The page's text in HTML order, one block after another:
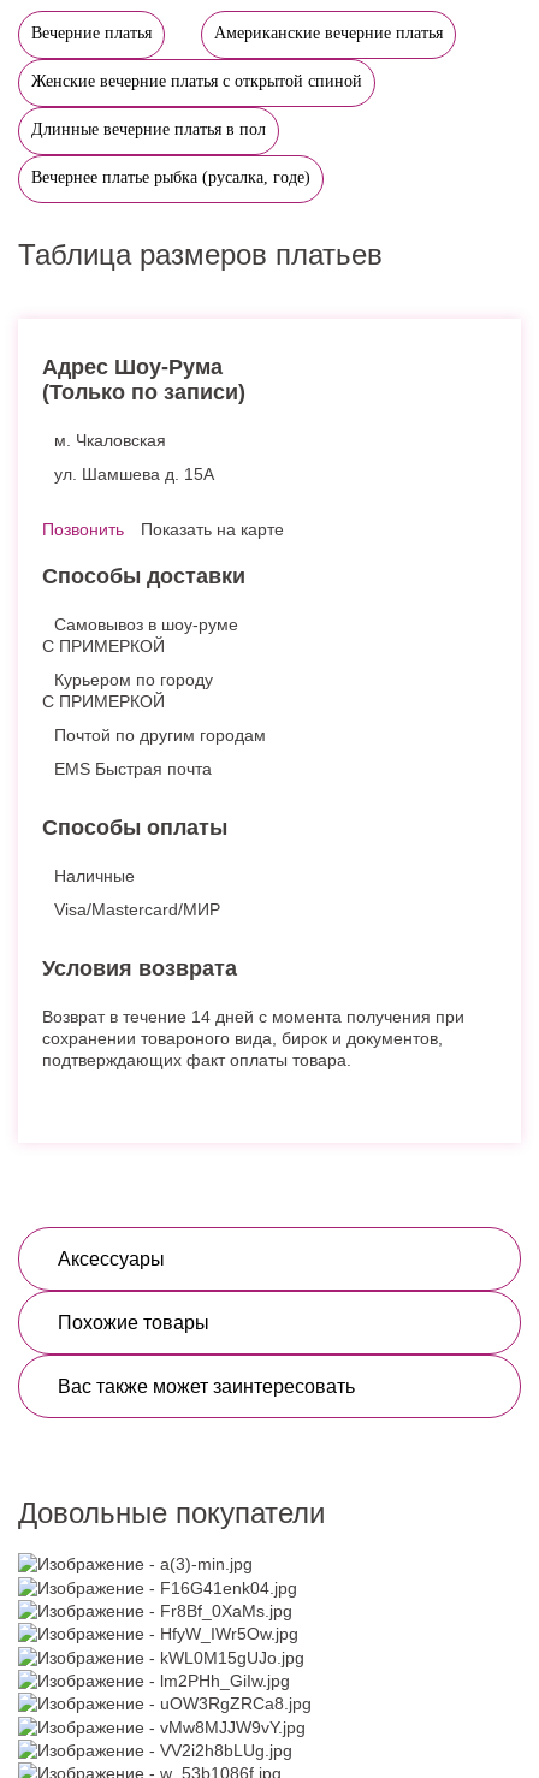
Вечерние платья Американские вечерние платья
Женские вечерние платья с открытой спиной
Длинные вечерние платья в пол
Вечернее платье рыбка (русалка, годе)
Таблица размеров платьев
Адрес Шоу-Рума
(Только по записи)
м. Чкаловская
ул. Шамшева д. 15А
Позвонить Показать на карте
Способы доставки
Самовывоз в шоу-руме
С ПРИМЕРКОЙ
Курьером по городу
С ПРИМЕРКОЙ
Почтой по другим городам
EMS Быстрая почта
Способы оплаты
Наличные
Visa/Mastercard/МИР
Условия возврата
Возврат в течение 14 дней с момента получения при
сохранении товароного вида, бирок и документов,
подтверждающих факт оплаты товара.
Аксессуары
Похожие товары
Вас также может заинтересовать
Довольные покупатели